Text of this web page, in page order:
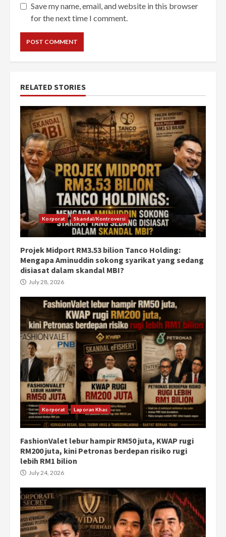
Save my name, email, and website in this browser
for the next time I comment.
RELATED STORIES
Korporat Skandal/Kontroversi
Projek Midport RM3.53 bilion Tanco Holding:
Mengapa Aminuddin sokong syarikat yang sedang
disiasat dalam skandal MBI?
July 28, 2026
Korporat Laporan Khas
FashionValet lebur hampir RM50 juta, KWAP rugi
RM200 juta, kini Petronas berdepan risiko rugi
lebih RM1 bilion
July 24, 2026